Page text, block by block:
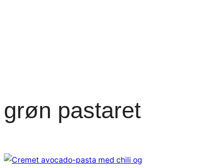
grøn pastaret